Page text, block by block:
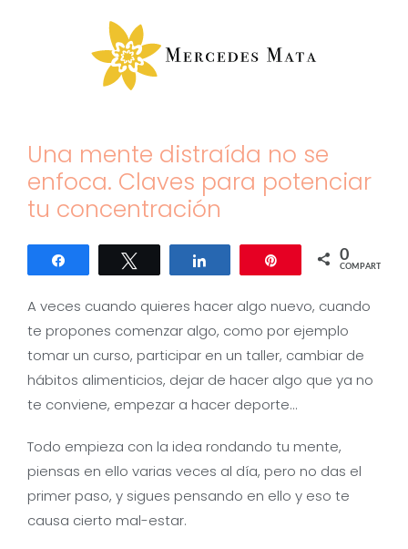
Una mente distraída no se
enfoca. Claves para potenciar
tu concentración
Compartir Twittear Compartir 0
COMPARTIR
A veces cuando quieres hacer algo nuevo, cuando
te propones comenzar algo, como por ejemplo
tomar un curso, participar en un taller, cambiar de
hábitos alimenticios, dejar de hacer algo que ya no
te conviene, empezar a hacer deporte…
Todo empieza con la idea rondando tu mente,
piensas en ello varias veces al día, pero no das el
primer paso, y sigues pensando en ello y eso te
causa cierto mal-estar.